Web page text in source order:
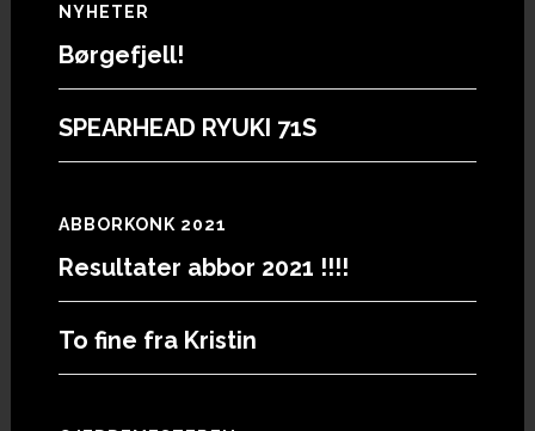
Footer
NYHETER
Børgefjell!
SPEARHEAD RYUKI 71S
ABBORKONK 2021
Resultater abbor 2021 !!!!
To fine fra Kristin